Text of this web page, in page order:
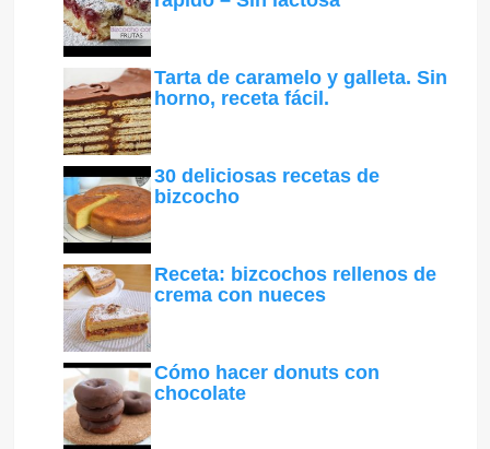
Tarta de caramelo y galleta. Sin
horno, receta fácil.
30 deliciosas recetas de
bizcocho
Receta: bizcochos rellenos de
crema con nueces
Cómo hacer donuts con
chocolate